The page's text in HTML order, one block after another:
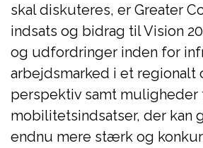
skal diskuteres, er Greater
indsats og bidrag til Vision
og udfordringer inden for
arbejdsmarked i et regionalt
perspektiv samt
mobilitetsindsatser, der kan
endnu mere stærk og